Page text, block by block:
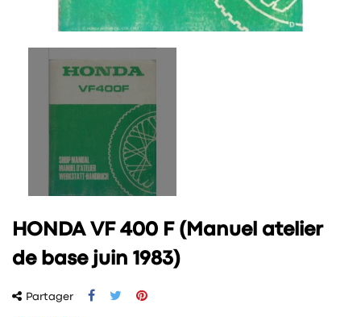
HONDA VF 400 F (Manuel atelier
de base juin 1983)
Partager